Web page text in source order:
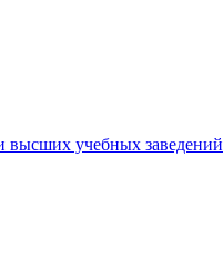
высших учебных заведений